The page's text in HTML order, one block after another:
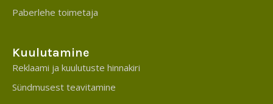
Paberlehe toimetaja
Kuulutamine
Reklaami ja kuulutuste hinnakiri
Sündmusest teavitamine